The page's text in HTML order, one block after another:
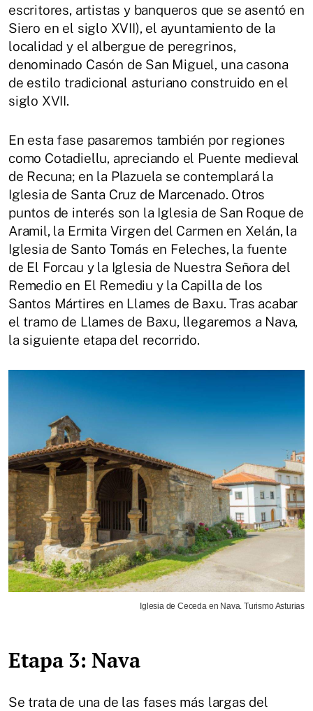
escritores, artistas y banqueros que se asentó en
Siero en el siglo XVII), el ayuntamiento de la
localidad y el albergue de peregrinos,
denominado Casón de San Miguel, una casona
de estilo tradicional asturiano construido en el
siglo XVII.
En esta fase pasaremos también por regiones
como Cotadiellu, apreciando el Puente medieval
de Recuna; en la Plazuela se contemplará la
Iglesia de Santa Cruz de Marcenado. Otros
puntos de interés son la Iglesia de San Roque de
Aramil, la Ermita Virgen del Carmen en Xelán, la
Iglesia de Santo Tomás en Feleches, la fuente
de El Forcau y la Iglesia de Nuestra Señora del
Remedio en El Remediu y la Capilla de los
Santos Mártires en Llames de Baxu. Tras acabar
el tramo de Llames de Baxu, llegaremos a Nava,
la siguiente etapa del recorrido.
Iglesia de Ceceda en Nava. Turismo Asturias
Etapa 3: Nava
Se trata de una de las fases más largas del